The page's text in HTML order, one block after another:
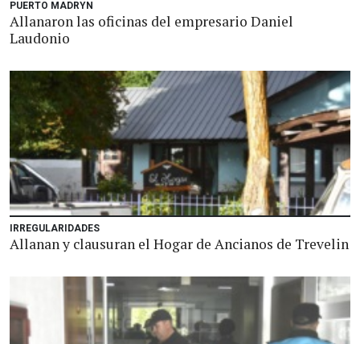
PUERTO MADRYN
Allanaron las oficinas del empresario Daniel
Laudonio
IRREGULARIDADES
Allanan y clausuran el Hogar de Ancianos de Trevelin